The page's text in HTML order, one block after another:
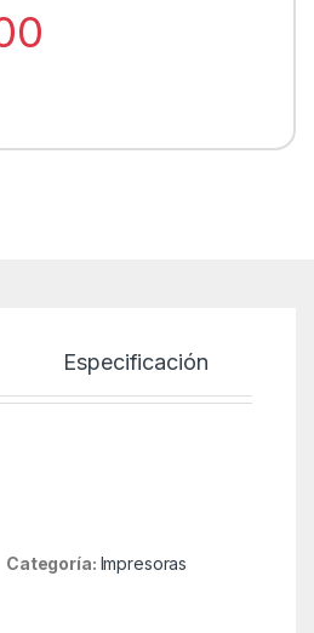
Especificación
Categoría: Impresoras